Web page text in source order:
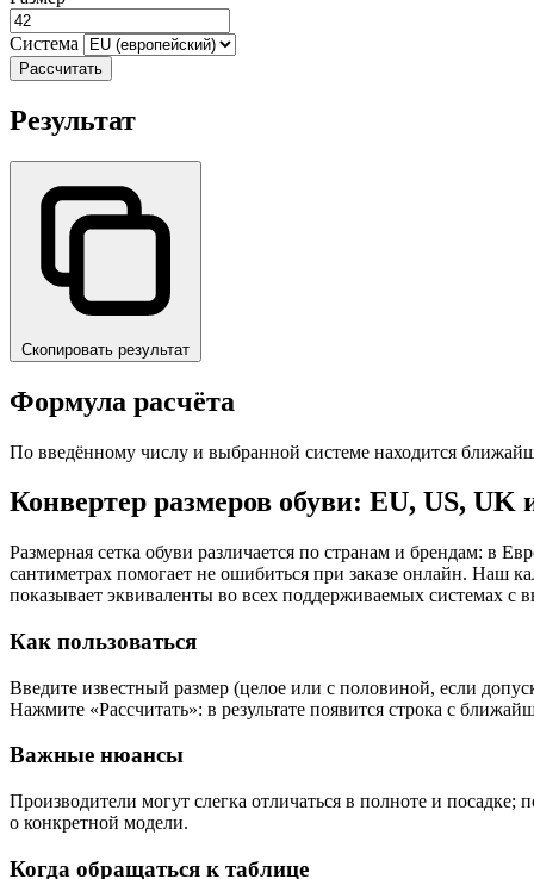
Система
Рассчитать
Результат
Скопировать результат
Формула расчёта
По введённому числу и выбранной системе находится
Конвертер размеров обуви: EU, US, UK
Размерная сетка обуви различается по странам и брендам:
сантиметрах помогает не ошибиться при заказе онлайн. Наш
показывает эквиваленты во всех поддерживаемых системах
Как пользоваться
Введите известный размер (целое или с половиной, если
Нажмите «Рассчитать»: в результате появится строка с
Важные нюансы
Производители могут слегка отличаться в полноте и
о конкретной модели.
Когда обращаться к таблице